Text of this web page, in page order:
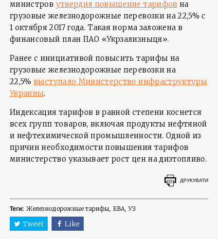
министров утвердил повышение тарифов на
грузовые железнодорожные перевозки на 22,5% с
1 октября 2017 года. Такая норма заложена в
финансовый план ПАО «Укрзализныця».
Ранее с инициативой повысить тарифы на
грузовые железнодорожные перевозки на
22,5%выступало Министерство инфраструктуры
Украины.
Индексация тарифов в равной степени коснется
всех групп товаров, включая продукты нефтяной
и нефтехимической промышленности. Одной из
причин необходимости повышения тарифов
министерство указывает рост цен на дизтопливо.
ДРУКУВАТИ
Теги: Железнодорожные тарифы EBA УЗ
Tweet Like